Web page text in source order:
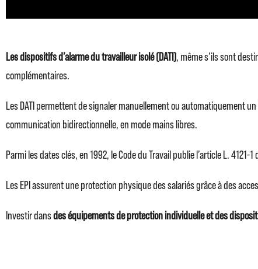
Les dispositifs d’alarme du travailleur isolé (DATI), même s’ils sont
complémentaires.
Les DATI permettent de signaler manuellement ou automatiquement
communication bidirectionnelle, en mode mains libres.
Parmi les dates clés, en 1992, le Code du Travail publie l’article L.
Les EPI assurent une protection physique des salariés grâce à des
Investir dansdes équipements de protection individuelle et des